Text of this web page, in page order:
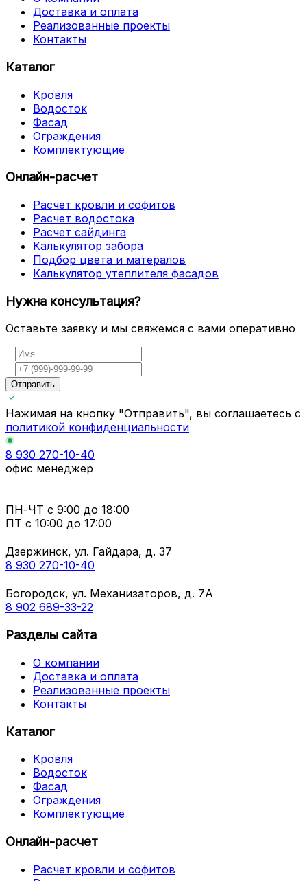
Доставка и оплата
Реализованные проекты
Контакты
Каталог
Кровля
Водосток
Фасад
Ограждения
Комплектующие
Онлайн-расчет
Расчет кровли и софитов
Расчет водостока
Расчет сайдинга
Калькулятор забора
Подбор цвета и матералов
Калькулятор утеплителя фасадов
Нужна консультация?
Оставьте заявку и мы свяжемся с вами оперативно
Отправить
Нажимая на кнопку "Отправить", вы соглашаетесь с
политикой конфиденциальности
8 930 270-10-40
офис менеджер
ПН-ЧТ с 9:00 до 18:00
ПТ с 10:00 до 17:00
Дзержинск, ул. Гайдара, д. 37
8 930 270-10-40
Богородск, ул. Механизаторов, д. 7А
8 902 689-33-22
Разделы сайта
О компании
Доставка и оплата
Реализованные проекты
Контакты
Каталог
Кровля
Водосток
Фасад
Ограждения
Комплектующие
Онлайн-расчет
Расчет кровли и софитов